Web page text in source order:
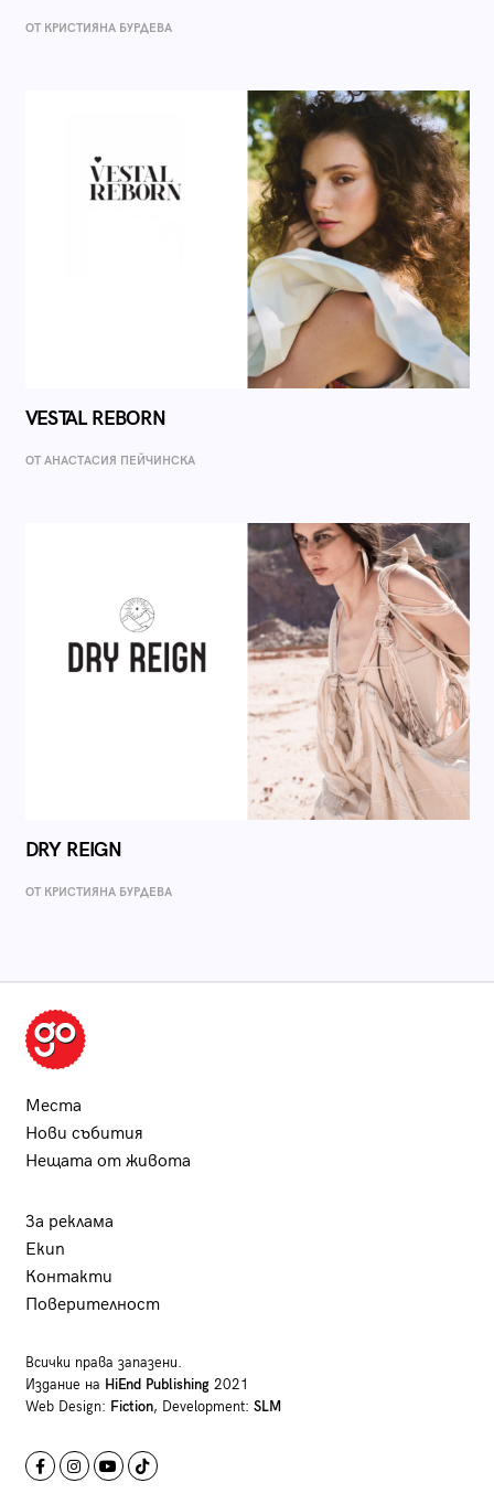
ОТ КРИСТИЯНА БУРДЕВА
VESTAL REBORN
ОТ AНАСТАСИЯ ПЕЙЧИНСКА
DRY REIGN
ОТ КРИСТИЯНА БУРДЕВА
Места
Нови събития
Нещата от живота
За реклама
Екип
Контакти
Поверителност
Всички права запазени.
Издание на HiEnd Publishing2021
Web Design: Fiction, Development: SLM